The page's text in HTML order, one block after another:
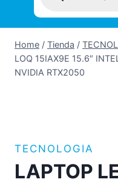
Home / Tienda /
LOQ 15IAX9E 15.6″
NVIDIA RTX2050
TECNOLOGIA
LAPTOP